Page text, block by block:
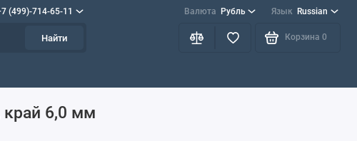
(499)-714-65-11 Валюта Рубль Язык Russian
Найти Корзина 0
край 6,0 мм